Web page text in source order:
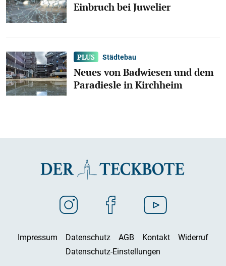
Einbruch bei Juwelier
Städtebau
Neues von Badwiesen und dem
Paradiesle in Kirchheim
Impressum Datenschutz AGB Kontakt
Widerruf
Datenschutz-Einstellungen